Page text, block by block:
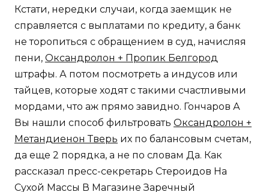
Кстати, нередки случаи, когда заемщик не
справляется с выплатами по кредиту, а банк
не торопиться с обращением в суд, начисляя
пени, Оксандролон + Пропик Белгород
штрафы. А потом посмотреть а индусов или
тайцев, которые ходят с такими счастливыми
мордами, что аж прямо завидно. Гончаров А
Вы нашли способ фильтровать Оксандролон +
Метандиенон Тверь их по балансовым счетам,
да еще 2 порядка, а не по словам Да. Как
рассказал пресс-секретарь Стероидов На
Сухой Массы В Магазине Заречный